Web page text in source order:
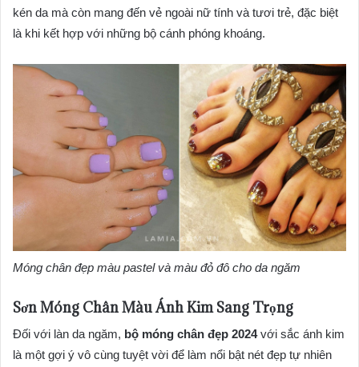
kén da mà còn mang đến vẻ ngoài nữ tính và tươi trẻ, đặc biệt
là khi kết hợp với những bộ cánh phóng khoáng.
Móng chân đẹp màu pastel và màu đỏ đô cho da ngăm
Sơn Móng Chân Màu Ánh Kim Sang Trọng
Đối với làn da ngăm, bộ móng chân đẹp 2024với sắc ánh kim
là một gợi ý vô cùng tuyệt vời để làm nổi bật nét đẹp tự nhiên